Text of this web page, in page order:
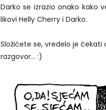
Darko se izrazio onako kako
likovi Helly Cherry i Darko.
Složićete se, vredelo je
razgovor... :)